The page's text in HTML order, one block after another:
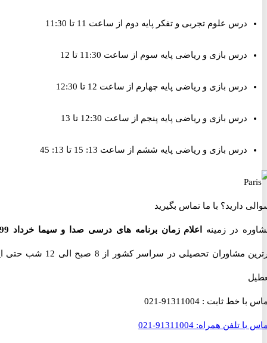
درس علوم تجربی و تفکر پایه دوم از ساعت 11 تا 11:30
درس بازی و ریاضی پایه سوم از ساعت 11:30 تا 12
درس بازی و ریاضی پایه چهارم از ساعت 12 تا 12:30
درس بازی و ریاضی پایه پنجم از ساعت 12:30 تا 13
درس بازی و ریاضی پایه ششم از ساعت 13: 15 تا 13: 45
دارید؟ با ما تماس بگیرید
در زمینهاعلام زمان برنامه های درسی صدا و سیما خرداد 99 با
برترین مشاوران تحصیلی در سراسر کشور از 8 صبح الی 12 شب حتی ایام
با خط ثابت :91311004-021
تلفن همراه:91311004-021